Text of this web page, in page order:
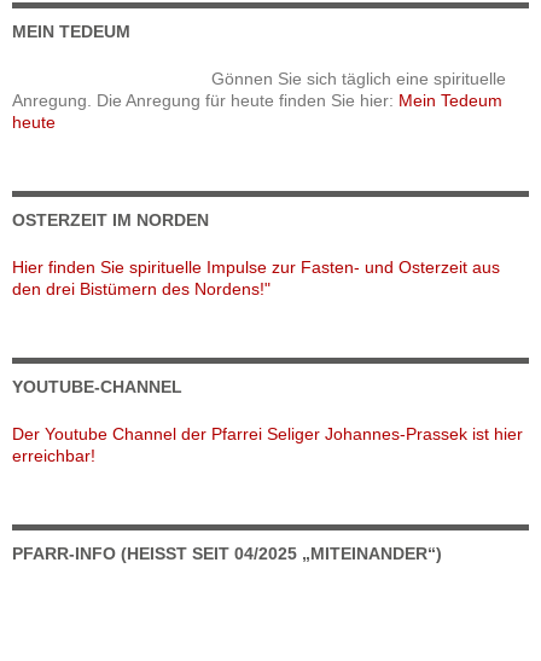
MEIN TEDEUM
Gönnen Sie sich täglich eine spirituelle
Anregung. Die Anregung für heute finden Sie hier: Mein Tedeum
heute
OSTERZEIT IM NORDEN
Hier finden Sie spirituelle Impulse zur Fasten- und Osterzeit aus
den drei Bistümern des Nordens!"
YOUTUBE-CHANNEL
Der Youtube Channel der Pfarrei Seliger Johannes-Prassek ist hier
erreichbar!
PFARR-INFO (HEISST SEIT 04/2025 „MITEINANDER“)